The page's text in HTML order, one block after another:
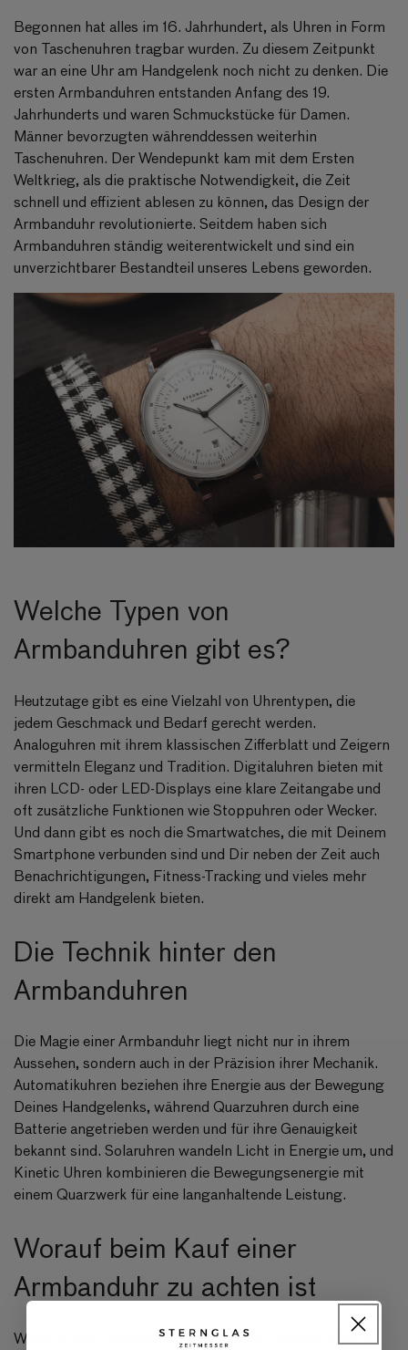
Begonnen hat alles im 16. Jahrhundert, als Uhren in Form
von Taschenuhren tragbar wurden. Zu diesem Zeitpunkt
war an eine Uhr am Handgelenk noch nicht zu denken. Die
ersten Armbanduhren entstanden Anfang des 19.
Jahrhunderts und waren Schmuckstücke für Damen.
Männer bevorzugten währenddessen weiterhin
Taschenuhren. Der Wendepunkt kam mit dem Ersten
Weltkrieg, als die praktische Notwendigkeit, die Zeit
schnell und effizient ablesen zu können, das Design der
Armbanduhr revolutionierte. Seitdem haben sich
Armbanduhren ständig weiterentwickelt und sind ein
unverzichtbarer Bestandteil unseres Lebens geworden.
Welche Typen von
Armbanduhren gibt es?
Heutzutage gibt es eine Vielzahl von Uhrentypen, die
jedem Geschmack und Bedarf gerecht werden.
Analoguhren mit ihrem klassischen Zifferblatt und Zeigern
vermitteln Eleganz und Tradition. Digitaluhren bieten mit
ihren LCD- oder LED-Displays eine klare Zeitangabe und
oft zusätzliche Funktionen wie Stoppuhren oder Wecker.
Und dann gibt es noch die Smartwatches, die mit Deinem
Smartphone verbunden sind und Dir neben der Zeit auch
Benachrichtigungen, Fitness-Tracking und vieles mehr
direkt am Handgelenk bieten.
Die Technik hinter den
Armbanduhren
Die Magie einer Armbanduhr liegt nicht nur in ihrem
Aussehen, sondern auch in der Präzision ihrer Mechanik.
Automatikuhren beziehen ihre Energie aus der Bewegung
Deines Handgelenks, während Quarzuhren durch eine
Batterie angetrieben werden und für ihre Genauigkeit
bekannt sind. Solaruhren wandeln Licht in Energie um, und
Kinetic Uhren kombinieren die Bewegungsenergie mit
einem Quarzwerk für eine langanhaltende Leistung.
Worauf beim Kauf einer
Armbanduhr zu achten ist
Wenn du eine Armbanduhr kaufst, sind Qualität, Material,